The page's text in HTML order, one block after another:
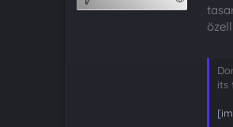
its